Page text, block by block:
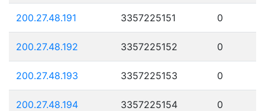
200.27.48.191 3357225151 0
200.27.48.192 3357225152 0
200.27.48.193 3357225153 0
200.27.48.194 3357225154 0